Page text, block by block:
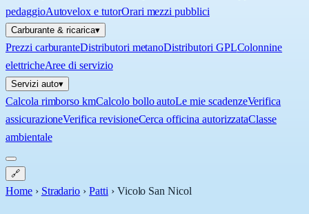
pedaggioAutovelox e tutorOrari mezzi pubblici
Carburante & ricarica▾
Prezzi carburanteDistributori metanoDistributori GPLColonnine
elettricheAree di servizio
Servizi auto▾
Calcola rimborso kmCalcolo bollo autoLe mie scadenzeVerifica
assicurazioneVerifica revisioneCerca officina autorizzataClasse
ambientale
🔗
Home › Stradario › Patti › Vicolo San Nicol